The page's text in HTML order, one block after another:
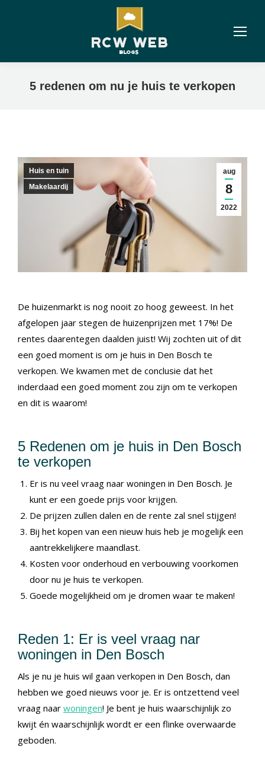
5 redenen om nu je huis te verkopen
aug
8
2022
Huis en tuin
Makelaardij
De huizenmarkt is nog nooit zo hoog geweest. In het
afgelopen jaar stegen de huizenprijzen met 17%! De
rentes daarentegen daalden juist! Wij zochten uit of dit
een goed moment is om je huis in Den Bosch te
verkopen. We kwamen met de conclusie dat het
inderdaad een goed moment zou zijn om te verkopen
en dit is waarom!
5 Redenen om je huis in Den Bosch
te verkopen
Er is nu veel vraag naar woningen in Den Bosch. Je
kunt er een goede prijs voor krijgen.
De prijzen zullen dalen en de rente zal snel stijgen!
Bij het kopen van een nieuw huis heb je mogelijk een
aantrekkelijkere maandlast.
Kosten voor onderhoud en verbouwing voorkomen
door nu je huis te verkopen.
Goede mogelijkheid om je dromen waar te maken!
Reden 1: Er is veel vraag nar
woningen in Den Bosch
Als je nu je huis wil gaan verkopen in Den Bosch, dan
hebben we goed nieuws voor je. Er is ontzettend veel
vraag naar woningen! Je bent je huis waarschijnlijk zo
kwijt én waarschijnlijk wordt er een flinke overwaarde
geboden.